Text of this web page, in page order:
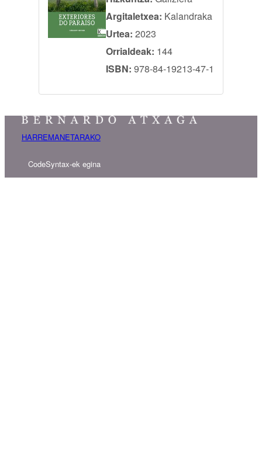
Argitaletxea: Kalandraka
Urtea: 2023
Orrialdeak: 144
ISBN: 978-84-19213-47-1
HARREMANETARAKO
CodeSyntax-ek egina